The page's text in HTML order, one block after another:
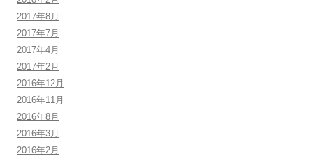
2017年8月
2017年7月
2017年4月
2017年2月
2016年12月
2016年11月
2016年8月
2016年3月
2016年2月